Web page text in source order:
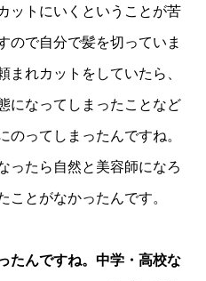
トにいくということが苦
ので自分で髪を切っていま
まれカットをしていたら、
になってしまったことなど
のってしまったんですね。
ったら自然と美容師になろ
ことがなかったんです。
んですね。中学・高校な